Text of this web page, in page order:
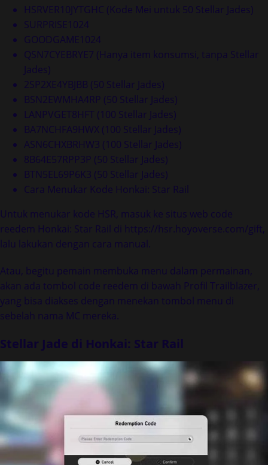
HSRVER10JYTGHC (Kode Mei untuk 50 Stellar Jades)
SURPRISE1024
GOODGAME1024
QSN7CYEBRYE7 (Hanya item konsumsi, tanpa Stellar
Jades)
2SP2XE4YBJBB (50 Stellar Jades)
BSN2EWMHA4RP (50 Stellar Jades)
LANPVGET8HFT (100 Stellar Jades)
BA7NCHFA9HWX (100 Stellar Jades)
ASN6CHXBRHW3 (100 Stellar Jades)
8B64E57RPP3P (50 Stellar Jades)
BTN5EL69P6K3 (50 Stellar Jades)
Cara Menukar Kode Honkai: Star Rail
Untuk menukar kode HSR, masuk ke situs web code
reedem Honkai: Star Rail di https://hsr.hoyoverse.com/gift,
lalu lakukan dengan cara manual.
Atau, begitu pemain membuka menu dalam permainan,
akan ada tombol code reedem di bawah Profil Trailblazer,
yang bisa diakses dengan menekan tombol menu di
sebelah nama MC mereka.
Stellar Jade di Honkai: Star Rail